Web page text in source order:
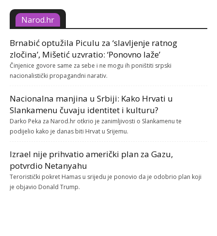
Narod.hr
Brnabić optužila Piculu za ‘slavljenje ratnog
zločina’, Mišetić uzvratio: ‘Ponovno laže’
Činjenice govore same za sebe i ne mogu ih poništiti srpski
nacionalistički propagandni narativ.
Nacionalna manjina u Srbiji: Kako Hrvati u
Slankamenu čuvaju identitet i kulturu?
Darko Peka za Narod.hr otkrio je zanimljivosti o Slankamenu te
podijelio kako je danas biti Hrvat u Srijemu.
Izrael nije prihvatio američki plan za Gazu,
potvrdio Netanyahu
Teroristički pokret Hamas u srijedu je ponovio da je odobrio plan koji
je objavio Donald Trump.